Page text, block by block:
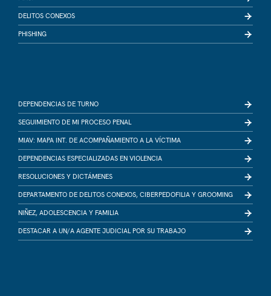
DELITOS CONEXOS
PHISHING
DEPENDENCIAS DE TURNO
SEGUIMIENTO DE MI PROCESO PENAL
MIAV: MAPA INT. DE ACOMPAÑAMIENTO A LA VÍCTIMA
DEPENDENCIAS ESPECIALIZADAS EN VIOLENCIA
RESOLUCIONES Y DICTÁMENES
DEPARTAMENTO DE DELITOS CONEXOS, CIBERPEDOFILIA Y GROOMING
NIÑEZ, ADOLESCENCIA Y FAMILIA
DESTACAR A UN/A AGENTE JUDICIAL POR SU TRABAJO